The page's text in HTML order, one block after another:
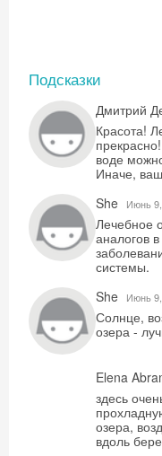
Подсказки
Дмитрий
Красота!
воде
Иначе,
She
Июнь
Лечебное
аналогов
системы.
She
Июнь
Солнце,
озера -
Elena
здесь
озера,
вдоль